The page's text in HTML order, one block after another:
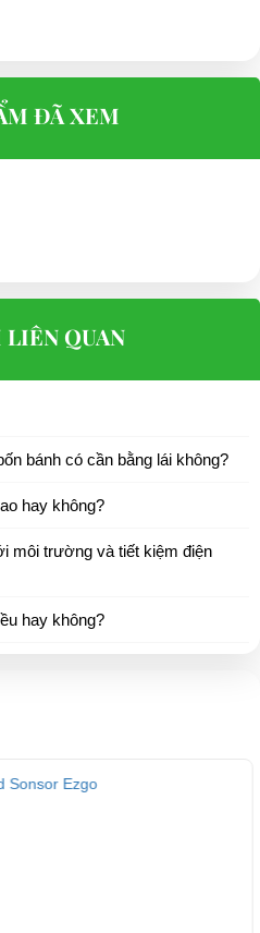
ĐÃ XEM
QUAN
bánh có cần bằng lái không?
hay không?
môi trường và tiết kiệm điện
hay không?